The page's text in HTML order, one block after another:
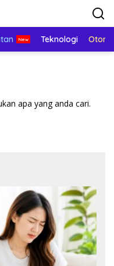
Teknologi
apa yang anda cari.